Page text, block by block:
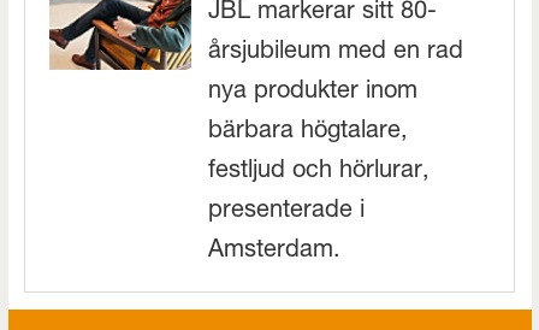
JBL markerar sitt 80-
årsjubileum med en rad
nya produkter inom
bärbara högtalare,
festljud och hörlurar,
presenterade i
Amsterdam.